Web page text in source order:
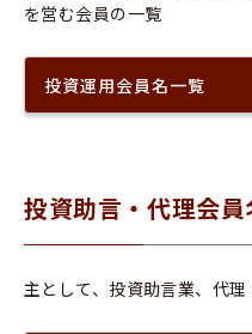
を営む会員の一覧
投資運用会員名一覧
投資助言・代理会
主として、投資助言業、代